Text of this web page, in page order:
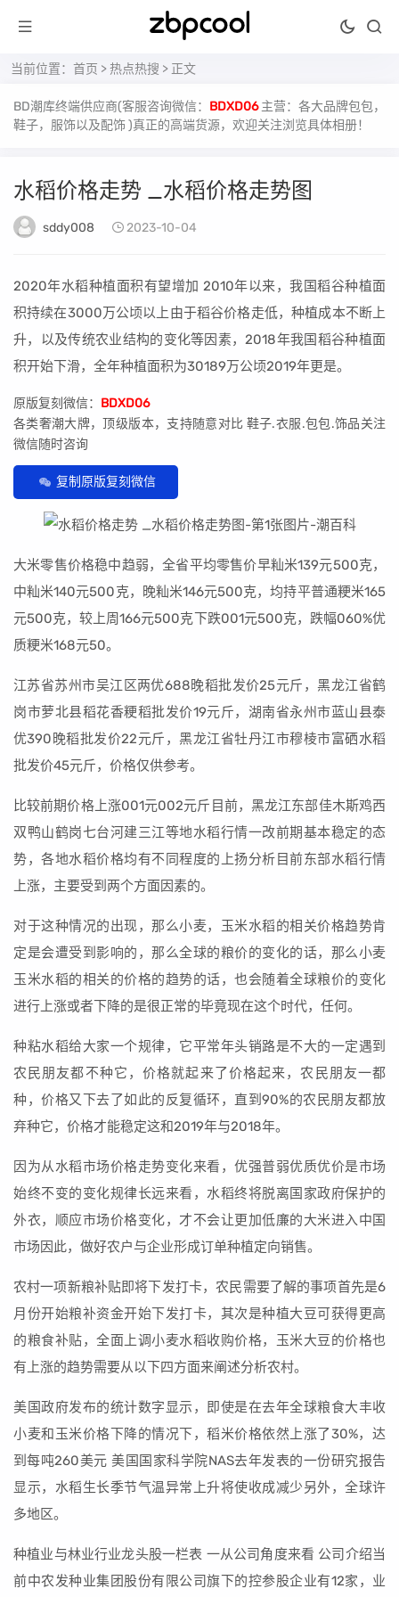
当前位置： 首页 >热点热搜 > 正文
BD潮库终端供应商(客服咨询微信： BDXD06 主营：各大品牌包包，
鞋子，服饰以及配饰 )真正的高端货源，欢迎关注浏览具体相册！
水稻价格走势 _水稻价格走势图
sddy008 2023-10-04
2020年水稻种植面积有望增加 2010年以来，我国稻谷种植面
积持续在3000万公顷以上由于稻谷价格走低，种植成本不断上
升，以及传统农业结构的变化等因素，2018年我国稻谷种植面
积开始下滑，全年种植面积为30189万公顷2019年更是。
原版复刻微信： BDXD06
各类奢潮大牌，顶级版本，支持随意对比 鞋子.衣服.包包.饰品关注
微信随时咨询
复制原版复刻微信
大米零售价格稳中趋弱，全省平均零售价早籼米139元500克，
中籼米140元500克，晚籼米146元500克，均持平普通粳米165
元500克，较上周166元500克下跌001元500克，跌幅060%优
质粳米168元50。
江苏省苏州市吴江区两优688晚稻批发价25元斤，黑龙江省鹤
岗市萝北县稻花香粳稻批发价19元斤，湖南省永州市蓝山县泰
优390晚稻批发价22元斤，黑龙江省牡丹江市穆棱市富硒水稻
批发价45元斤，价格仅供参考。
比较前期价格上涨001元002元斤目前，黑龙江东部佳木斯鸡西
双鸭山鹤岗七台河建三江等地水稻行情一改前期基本稳定的态
势，各地水稻价格均有不同程度的上扬分析目前东部水稻行情
上涨，主要受到两个方面因素的。
对于这种情况的出现，那么小麦，玉米水稻的相关价格趋势肯
定是会遭受到影响的，那么全球的粮价的变化的话，那么小麦
玉米水稻的相关的价格的趋势的话，也会随着全球粮价的变化
进行上涨或者下降的是很正常的毕竟现在这个时代，任何。
种粘水稻给大家一个规律，它平常年头销路是不大的一定遇到
农民朋友都不种它，价格就起来了价格起来，农民朋友一都
种，价格又下去了如此的反复循环，直到90%的农民朋友都放
弃种它，价格才能稳定这和2019年与2018年。
因为从水稻市场价格走势变化来看，优强普弱优质优价是市场
始终不变的变化规律长远来看，水稻终将脱离国家政府保护的
外衣，顺应市场价格变化，才不会让更加低廉的大米进入中国
市场因此，做好农户与企业形成订单种植定向销售。
农村一项新粮补贴即将下发打卡，农民需要了解的事项首先是6
月份开始粮补资金开始下发打卡，其次是种植大豆可获得更高
的粮食补贴，全面上调小麦水稻收购价格，玉米大豆的价格也
有上涨的趋势需要从以下四方面来阐述分析农村。
美国政府发布的统计数字显示，即使是在去年全球粮食大丰收
小麦和玉米价格下降的情况下，稻米价格依然上涨了30%，达
到每吨260美元 美国国家科学院NAS去年发表的一份研究报告
显示，水稻生长季节气温异常上升将使收成减少另外，全球许
多地区。
种植业与林业行业龙头股一栏表 一从公司角度来看 公司介绍当
前中农发种业集团股份有限公司旗下的控参股企业有12家，业